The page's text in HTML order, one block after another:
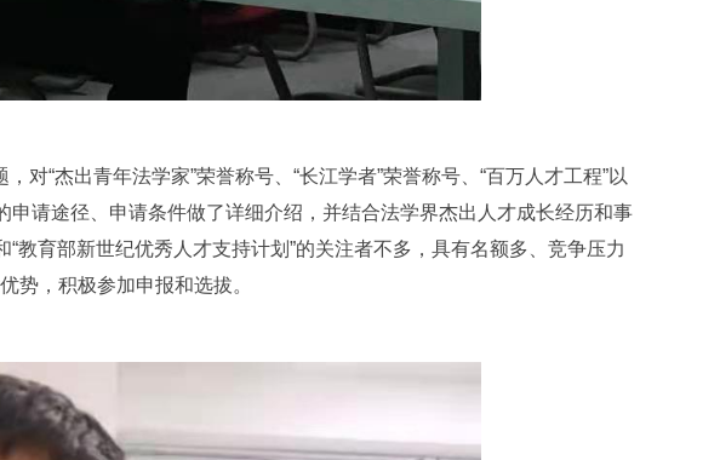
对“杰出青年法学家”荣誉称号、“长江学者”荣誉称号、“百万人才工程”以
申请途径、申请条件做了详细介绍，并结合法学界杰出人才成长经历和事
教育部新世纪优秀人才支持计划”的关注者不多，具有名额多、竞争压力
势，积极参加申报和选拔。